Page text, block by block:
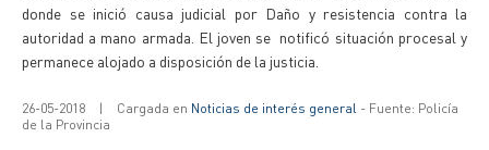
donde se inició causa judicial por Daño y resistencia contra la
autoridad a mano armada. El joven se notificó situación procesal y
permanece alojado a disposición de la justicia.
26-05-2018 | Cargada en Noticias de interés general - Fuente: Policía
de la Provincia